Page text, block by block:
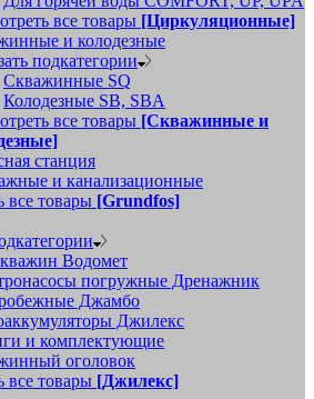
все товары [Циркуляционные]
и колодезные
подкатегории
Скважинные SQ
Колодезные SB, SBA
все товары [Скважинные и
станция
и канализационные
все товары [Grundfos]
Водомет
погружные Дренажник
Джамбо
Джилекс
и комплектующие
оголовок
все товары [Джилекс]